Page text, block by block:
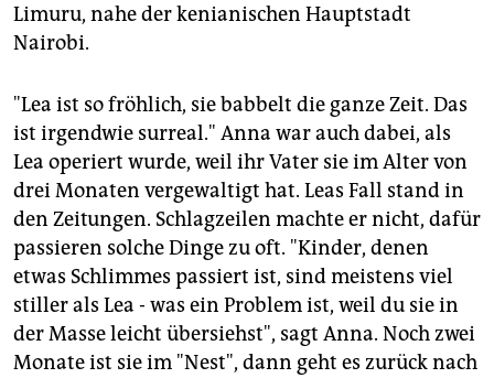
Limuru, nahe der kenianischen Hauptstadt
Nairobi.
"Lea ist so fröhlich, sie babbelt die ganze Zeit. Das
ist irgendwie surreal." Anna war auch dabei, als
Lea operiert wurde, weil ihr Vater sie im Alter von
drei Monaten vergewaltigt hat. Leas Fall stand in
den Zeitungen. Schlagzeilen machte er nicht, dafür
passieren solche Dinge zu oft. "Kinder, denen
etwas Schlimmes passiert ist, sind meistens viel
stiller als Lea - was ein Problem ist, weil du sie in
der Masse leicht übersiehst", sagt Anna. Noch zwei
Monate ist sie im "Nest", dann geht es zurück nach